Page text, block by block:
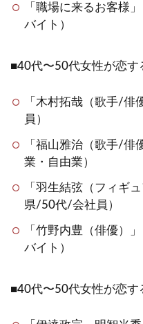
「職場に来るお客様
バイト）
■40代〜50代女性が恋す
「木村拓哉（歌手/
員）
「福山雅治（歌手/
業・自由業）
「羽生結弦（フィギ
県/50代/会社員）
「竹野内豊（俳優）
バイト）
■40代〜50代女性が恋す